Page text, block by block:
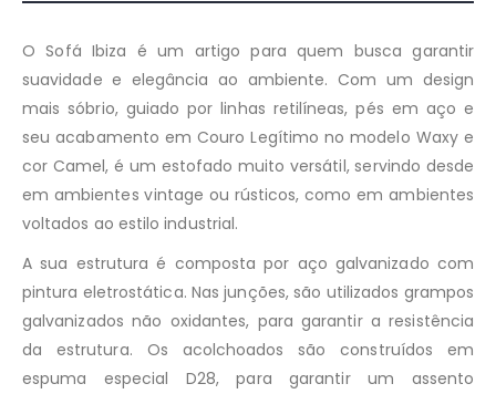
O Sofá Ibiza é um artigo para quem busca garantir
suavidade e elegância ao ambiente. Com um design
mais sóbrio, guiado por linhas retilíneas, pés em aço e
seu acabamento em Couro Legítimo no modelo Waxy e
cor Camel, é um estofado muito versátil, servindo desde
em ambientes vintage ou rústicos, como em ambientes
voltados ao estilo industrial.
A sua estrutura é composta por aço galvanizado com
pintura eletrostática. Nas junções, são utilizados grampos
galvanizados não oxidantes, para garantir a resistência
da estrutura. Os acolchoados são construídos em
espuma especial D28, para garantir um assento